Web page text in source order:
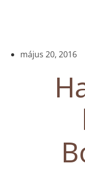
május 20, 2016